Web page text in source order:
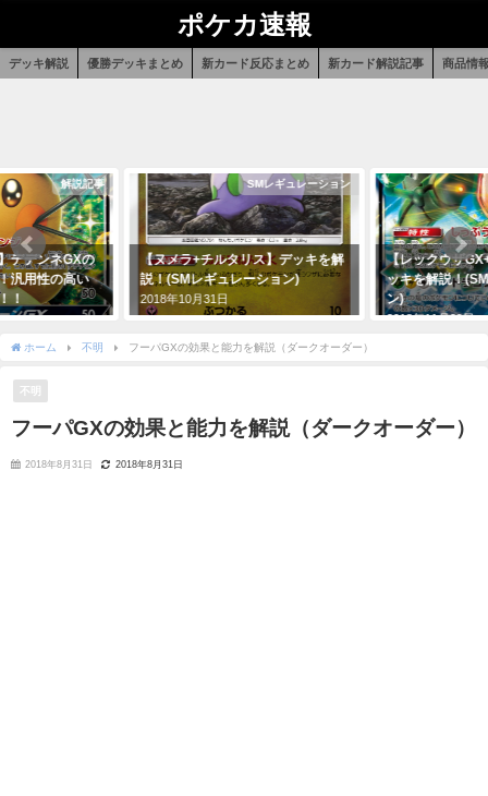
ポケカ速報
デッキ解説 優勝デッキまとめ 新カード反応まとめ 新カード解説記事 商品情
解説記事
デデンネGXの
汎用性の高い
！
SMレギュレーション
【ヌメラ+チルタリス】デッキを解
説！(SMレギュレーション)
2018年10月31日
【レックウザ
ッキを解説！
ン)
2018年11月29日
ホーム 不明 フーパGXの効果と能力を解説（ダークオーダー）
不明
フーパGXの効果と能力を解説（ダークオーダー）
2018年8月31日 2018年8月31日